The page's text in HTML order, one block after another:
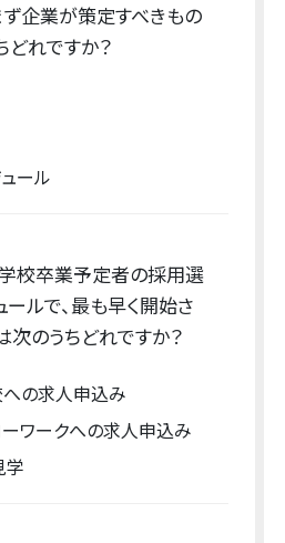
ず企業が策定すべきもの
どれですか？
ール
校卒業予定者の採用選
ールで、最も早く開始さ
次のうちどれですか？
の求人申込み
ワークへの求人申込み
学